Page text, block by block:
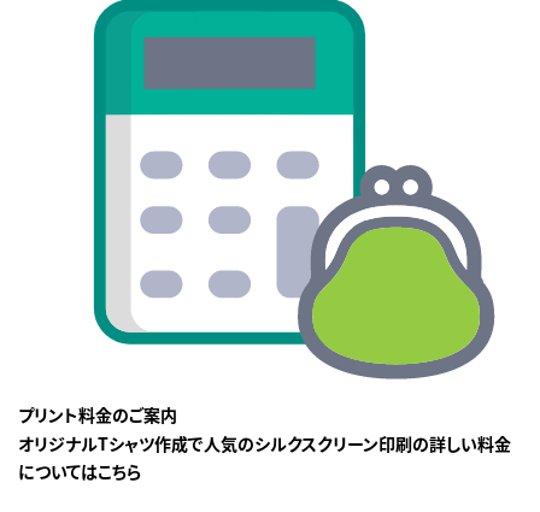
プリント料金のご案内
オリジナルTシャツ作成で人気のシルクスクリーン印刷の詳しい料金
についてはこちら